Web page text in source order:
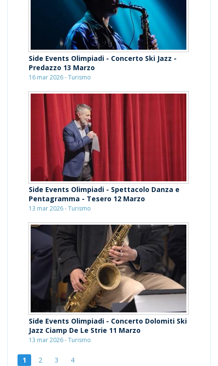
Side Events Olimpiadi - Concerto Ski Jazz -
Predazzo 13 Marzo
16 mar 2026 - Turismo
Side Events Olimpiadi - Spettacolo Danza e
Pentagramma - Tesero 12 Marzo
13 mar 2026 - Turismo
Side Events Olimpiadi - Concerto Dolomiti Ski
Jazz Ciamp De Le Strie 11 Marzo
13 mar 2026 - Turismo
1 2 3 4